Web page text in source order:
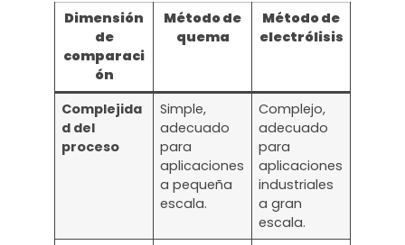
Dimensión
de
comparaci
ón
Método de
quema
Método de
electrólisis
Complejida
d del
proceso
Simple,
adecuado
para
aplicaciones
a pequeña
escala.
Complejo,
adecuado
para
aplicaciones
industriales
a gran
escala.